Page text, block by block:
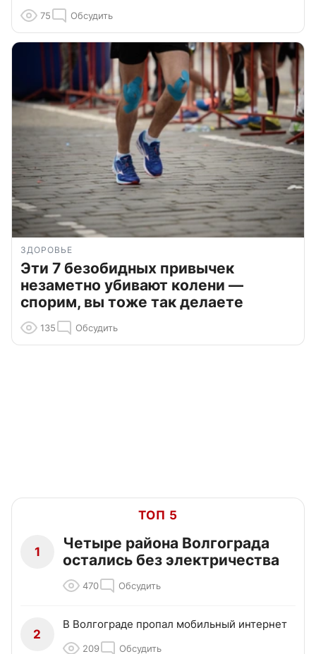
75 Обсудить
ЗДОРОВЬЕ
Эти 7 безобидных привычек
незаметно убивают колени —
спорим, вы тоже так делаете
135 Обсудить
ТОП 5
1
Четыре района Волгограда
остались без электричества
470 Обсудить
2
В Волгограде пропал мобильный интернет
209 Обсудить